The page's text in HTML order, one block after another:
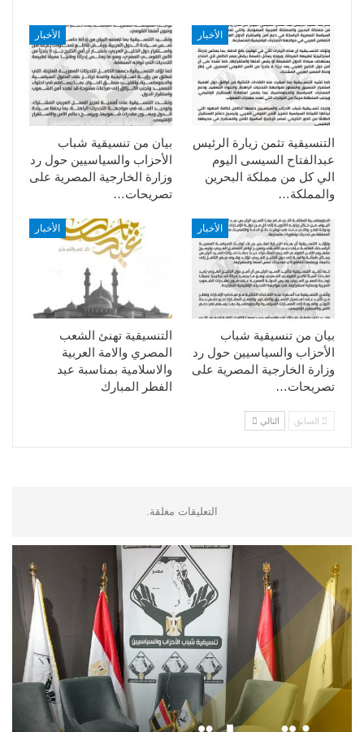
الأخبار
بيان من تنسيقية شباب
الأحزاب والسياسيين حول رد
وزارة الخارجية المصرية على
تصريحات…
الأخبار
التنسيقية تثمن زيارة الرئيس
عبدالفتاح السيسى اليوم
الي كل من مملكة البحرين
والمملكة…
الأخبار
التنسيقية تهنئ الشعب
المصري والامة العربية
والاسلامية بمناسبة عيد
الفطر المبارك
الأخبار
بيان من تنسيقية شباب
الأحزاب والسياسيين حول رد
وزارة الخارجية المصرية على
تصريحات…
السابق التالي
التعليقات مغلقة.